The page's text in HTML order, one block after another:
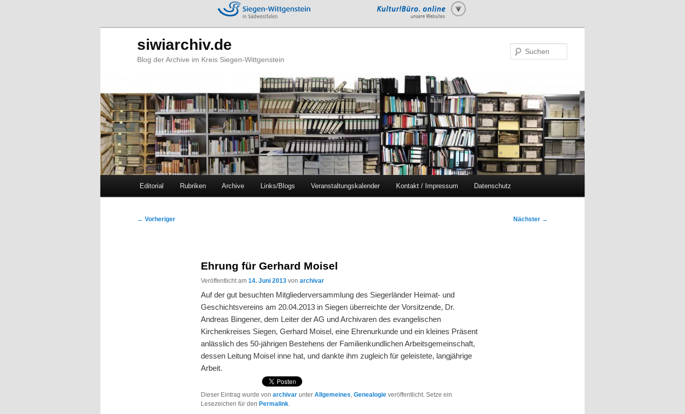
siwiarchiv.de
Blog der Archive im Kreis Siegen-Wittgenstein
Zum
Zum
Editorial Rubriken Archive Links/Blogs Veranstaltungskalender Kontakt / Impressum Datenschutz
Beitragsnavigation
← Vorheriger Nächster →
Ehrung für Gerhard Moisel
Veröffentlicht am14. Juni 2013 vonarchivar
Auf der gut besuchten Mitgliederversammlung des Siegerländer Heimat- und
Geschichtsvereins am 20.04.2013 in Siegen überreichte der Vorsitzende, Dr.
Andreas Bingener, dem Leiter der AG und Archivaren des evangelischen
Kirchenkreises Siegen, Gerhard Moisel, eine Ehrenurkunde und ein kleines Präsent
anlässlich des 50-jährigen Bestehens der Familienkundlichen Arbeitsgemeinschaft,
dessen Leitung Moisel inne hat, und dankte ihm zugleich für geleistete, langjährige
Arbeit.
Dieser Eintrag wurde vonarchivar unterAllgemeines,Genealogie veröffentlicht. Setze ein
Lesezeichen für den Permalink.